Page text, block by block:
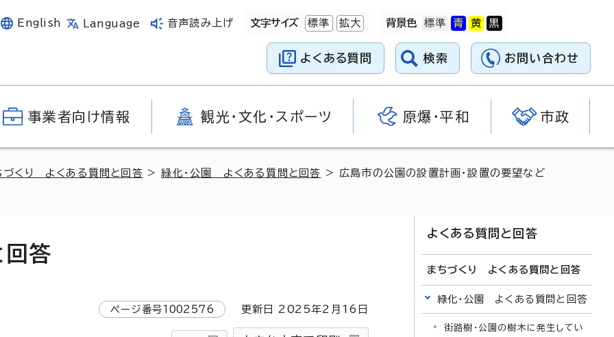
English Language 音声読み上げ 文字サイズ 標準 拡大 背景色
よくある質問 検索 お問い合わせ
事業者向け情報 観光・文化・スポーツ 原爆・平和 市政
づくり よくある質問と回答 >緑化・公園 よくある質問と回答 > 広島市の公園の設置計画・設置の要望など
回答
ページ番号1002576 更新日 2025年2月 16 日
よくある質問と回答
まちづくり よくある質問と回答
緑化・公園 よくある質問と回答
街路樹・公園の樹木に発生してい